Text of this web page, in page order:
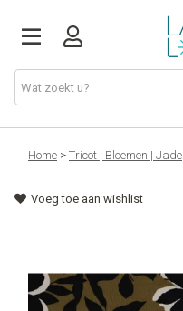
Stoffen
Fournituren
Patronen
Home > Tricot | Bloemen | Jade
Voeg toe aan wishlist